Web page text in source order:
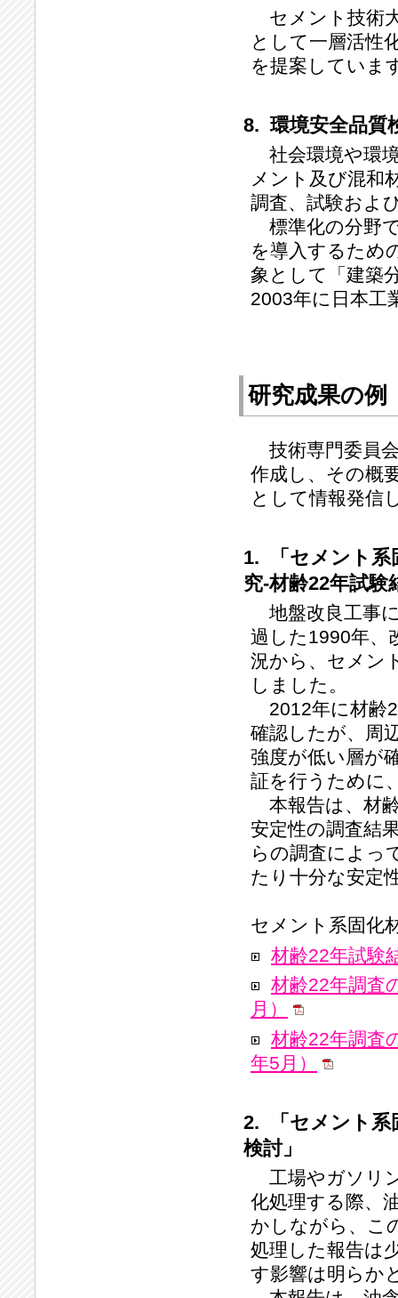
セメント技術
として一層活性
を提案していま
8. 環境安全品質
社会環境や環
メント及び混和
調査、試験およ
標準化の分野
を導入するため
象として「建築
2003年に日本工
研究成果の例
技術専門委員
作成し、その概
として情報発信
1. 「セメント系
究‐材齢22年試験
地盤改良工事
過した1990年、
況から、セメン
しました。
2012年に材齢
確認したが、周
強度が低い層が
証を行うために
本報告は、材
安定性の調査結
らの調査によっ
たり十分な安定
セメント系固化
材齢22年試験
材齢22年調査
月）
材齢22年調査
年5月）
2. 「セメント系
検討」
工場やガソリ
化処理する際、
かしながら、こ
処理した報告は
す影響は明らか